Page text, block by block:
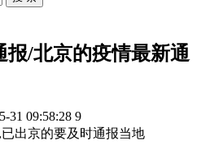
报/北京的疫情最新通
31 09:58:28 9
出京的要及时通报当地